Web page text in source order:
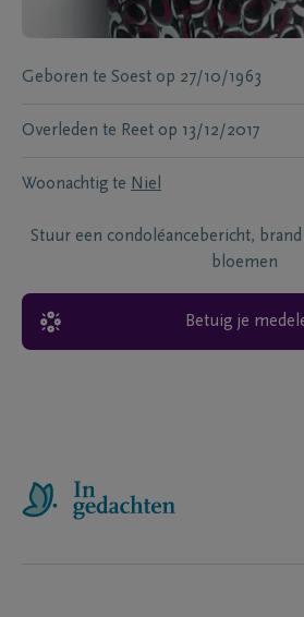
Geboren te Soest op 27/10/1963
Overleden te Reet op 13/12/2017
Woonachtig te Niel
Stuur een condoléancebericht, brand
bloemen
Betuig je